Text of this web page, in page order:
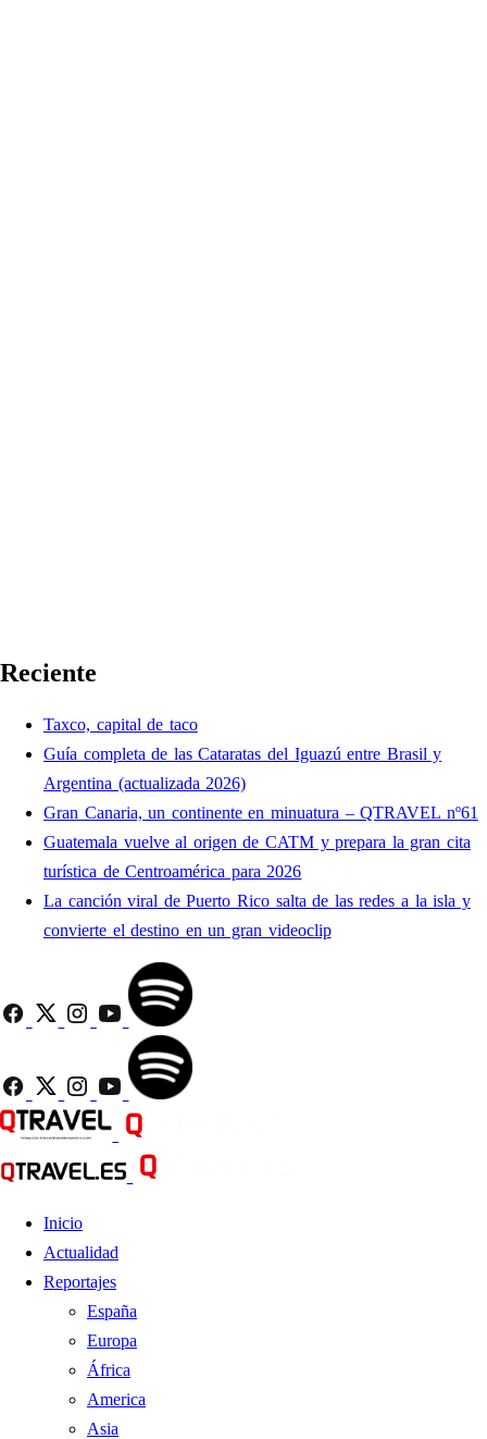
Reciente
Taxco, capital de taco
Guía completa de las Cataratas del Iguazú entre Brasil y
Argentina (actualizada 2026)
Gran Canaria, un continente en minuatura – QTRAVEL nº61
Guatemala vuelve al origen de CATM y prepara la gran cita
turística de Centroamérica para 2026
La canción viral de Puerto Rico salta de las redes a la isla y
convierte el destino en un gran videoclip
Inicio
Actualidad
Reportajes
España
Europa
África
America
Asia